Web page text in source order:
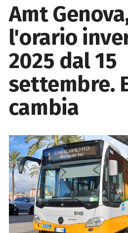
Amt
l'orario
2025 dal 15
settembre.
cambia